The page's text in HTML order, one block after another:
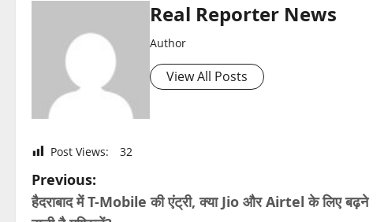
Real Reporter News
Author
View All Posts
Post Views: 32
P
Previous:
हैदराबाद में T-Mobile की एंट्री, क्या Jio और Airtel के लिए बढ़ने